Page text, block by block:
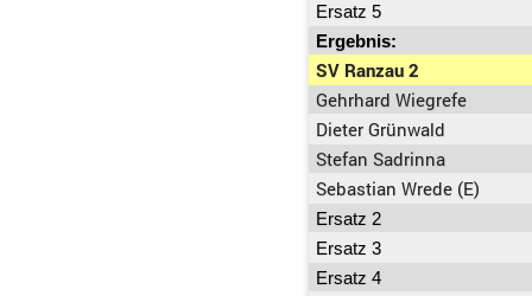
Ersatz 5
Ergebnis:
SV Ranzau 2
Gehrhard Wiegrefe
Dieter Grünwald
Stefan Sadrinna
Sebastian Wrede (E)
Ersatz 2
Ersatz 3
Ersatz 4